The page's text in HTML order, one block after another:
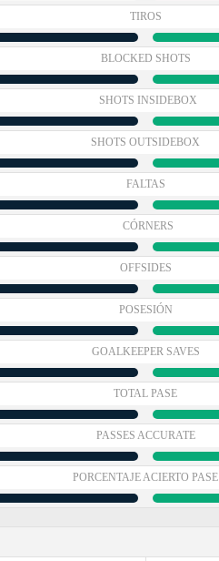
TIROS
BLOCKED SHOTS
SHOTS INSIDEBOX
SHOTS OUTSIDEBOX
FALTAS
CÓRNERS
OFFSIDES
POSESIÓN
GOALKEEPER SAVES
TOTAL PASE
PASSES ACCURATE
PORCENTAJE ACIERTO PASE